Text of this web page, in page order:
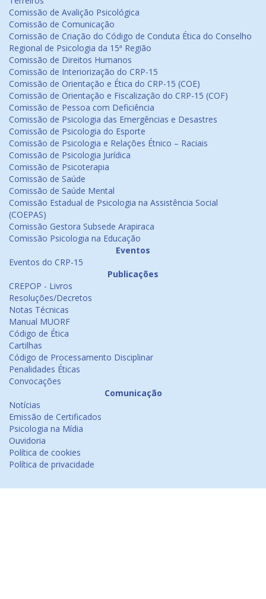
Comissão de Avalição Psicológica
Comissão de Comunicação
Comissão de Criação do Código de Conduta Ética do Conselho
Regional de Psicologia da 15ª Região
Comissão de Direitos Humanos
Comissão de Interiorização do CRP-15
Comissão de Orientação e Ética do CRP-15 (COE)
Comissão de Orientação e Fiscalização do CRP-15 (COF)
Comissão de Pessoa com Deficiência
Comissão de Psicologia das Emergências e Desastres
Comissão de Psicologia do Esporte
Comissão de Psicologia e Relações Étnico – Raciais
Comissão de Psicologia Jurídica
Comissão de Psicoterapia
Comissão de Saúde
Comissão de Saúde Mental
Comissão Estadual de Psicologia na Assistência Social
(COEPAS)
Comissão Gestora Subsede Arapiraca
Comissão Psicologia na Educação
Eventos
Eventos do CRP-15
Publicações
CREPOP - Livros
Resoluções/Decretos
Notas Técnicas
Manual MUORF
Código de Ética
Cartilhas
Código de Processamento Disciplinar
Penalidades Éticas
Convocações
Comunicação
Notícias
Emissão de Certificados
Psicologia na Mídia
Ouvidoria
Política de cookies
Política de privacidade